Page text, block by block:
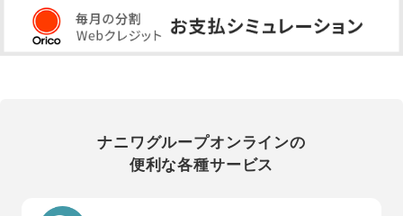
ナニワグループオンラインの
便利な各種サービス